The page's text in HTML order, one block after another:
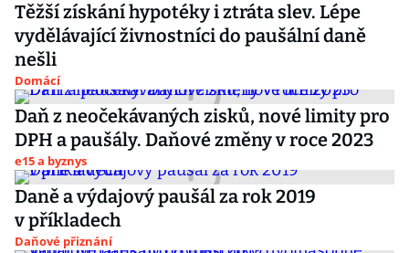
Těžší získání hypotéky i ztráta slev. Lépe
vydělávající živnostníci do paušální daně
nešli
Domácí
Daň z neočekávaných zisků, nové limity pro
DPH a paušály. Daňové změny v roce 2023
e15 a byznys
Daně a výdajový paušál za rok 2019
v příkladech
Daňové přiznání